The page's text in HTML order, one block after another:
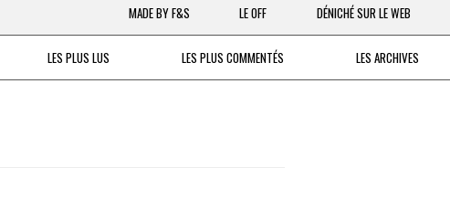
au
contenu
MADE BY F&S
CHEFS & ACTUALITÉS
LE OFF DÉNICHÉ SUR LE WEB
LES PLUS LUS LES PLUS COMMENTÉS LES ARCHIVES